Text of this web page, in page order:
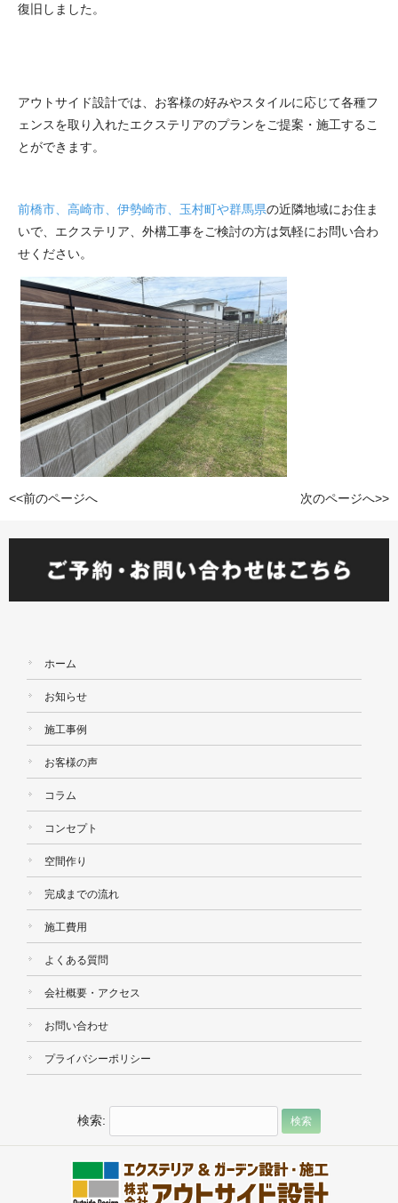
復旧しました。
アウトサイド設計では、お客様の好みやスタイルに応じて各種フ
ェンスを取り入れたエクステリアのプランをご提案・施工するこ
とができます。
前橋市、高崎市、伊勢崎市、玉村町や群馬県の近隣地域にお住ま
いで、エクステリア、外構工事をご検討の方は気軽にお問い合わ
せください。
<<前のページへ 次のページへ>>
ホーム
お知らせ
施工事例
お客様の声
コラム
コンセプト
空間作り
完成までの流れ
施工費用
よくある質問
会社概要・アクセス
お問い合わせ
プライバシーポリシー
検索: